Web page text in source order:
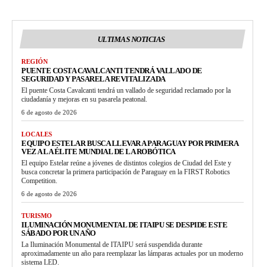
ULTIMAS NOTICIAS
REGIÓN
PUENTE COSTA CAVALCANTI TENDRÁ VALLADO DE
SEGURIDAD Y PASARELA REVITALIZADA
El puente Costa Cavalcanti tendrá un vallado de seguridad reclamado por la
ciudadanía y mejoras en su pasarela peatonal.
6 de agosto de 2026
LOCALES
EQUIPO ESTELAR BUSCA LLEVAR A PARAGUAY POR PRIMERA
VEZ A LA ÉLITE MUNDIAL DE LA ROBÓTICA
El equipo Estelar reúne a jóvenes de distintos colegios de Ciudad del Este y
busca concretar la primera participación de Paraguay en la FIRST Robotics
Competition.
6 de agosto de 2026
TURISMO
ILUMINACIÓN MONUMENTAL DE ITAIPU SE DESPIDE ESTE
SÁBADO POR UN AÑO
La Iluminación Monumental de ITAIPU será suspendida durante
aproximadamente un año para reemplazar las lámparas actuales por un moderno
sistema LED.